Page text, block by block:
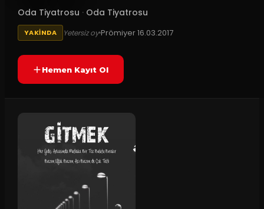
Oda Tiyatrosu · Oda Tiyatrosu
YAKINDA Yetersiz oyPrömiyer16.03.2017
Hemen Kayıt Ol